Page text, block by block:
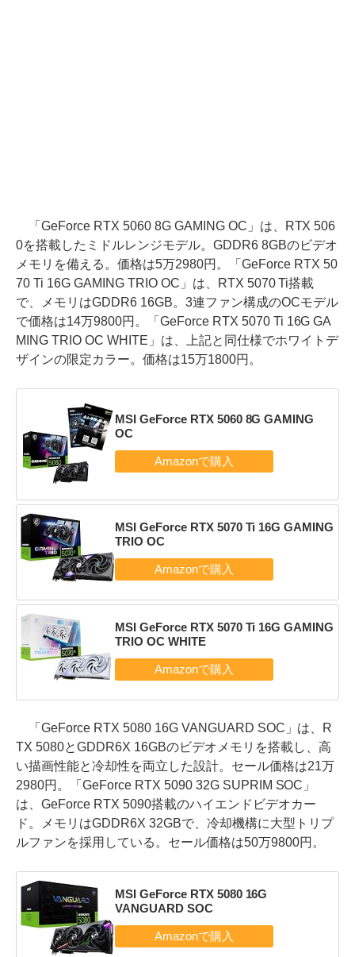
「GeForce RTX 5060 8G GAMING OC」は、RTX 506
0を搭載したミドルレンジモデル。GDDR6 8GBのビデオ
メモリを備える。価格は5万2980円。「GeForce RTX 50
70 Ti 16G GAMING TRIO OC」は、RTX 5070 Ti搭載
で、メモリはGDDR6 16GB。3連ファン構成のOCモデル
で価格は14万9800円。「GeForce RTX 5070 Ti 16G GA
MING TRIO OC WHITE」は、上記と同仕様でホワイトデ
ザインの限定カラー。価格は15万1800円。
MSI GeForce RTX 5060 8G GAMING
OC
MSI GeForce RTX 5070 Ti 16G GAMING
TRIO OC
MSI GeForce RTX 5070 Ti 16G GAMING
TRIO OC WHITE
「GeForce RTX 5080 16G VANGUARD SOC」は、R
TX 5080とGDDR6X 16GBのビデオメモリを搭載し、高
い描画性能と冷却性を両立した設計。セール価格は21万
2980円。「GeForce RTX 5090 32G SUPRIM SOC」
は、GeForce RTX 5090搭載のハイエンドビデオカー
ド。メモリはGDDR6X 32GBで、冷却機構に大型トリプ
ルファンを採用している。セール価格は50万9800円。
MSI GeForce RTX 5080 16G
VANGUARD SOC